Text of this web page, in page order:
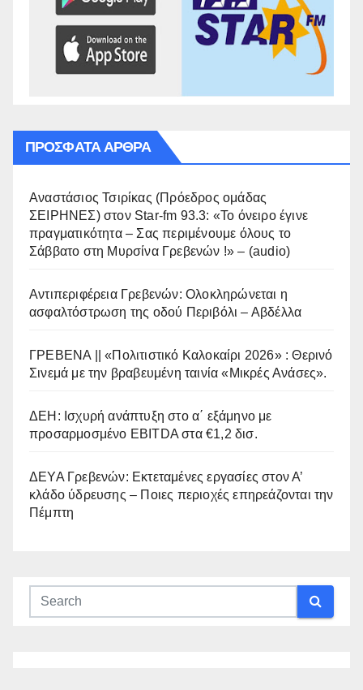
ΠΡΌΣΦΑΤΑ ΆΡΘΡΑ
Αναστάσιος Τσιρίκας (Πρόεδρος ομάδας
ΣΕΙΡΗΝΕΣ) στον Star-fm 93.3: «Το όνειρο έγινε
πραγματικότητα – Σας περιμένουμε όλους το
Σάββατο στη Μυρσίνα Γρεβενών !» – (audio)
Αντιπεριφέρεια Γρεβενών: Ολοκληρώνεται η
ασφαλτόστρωση της οδού Περιβόλι – Αβδέλλα
ΓΡΕΒΕΝΑ || «Πολιτιστικό Καλοκαίρι 2026» : Θερινό
Σινεμά με την βραβευμένη ταινία «Μικρές Ανάσες».
ΔΕΗ: Ισχυρή ανάπτυξη στο α΄ εξάμηνο με
προσαρμοσμένο EBITDA στα €1,2 δισ.
ΔΕΥΑ Γρεβενών: Εκτεταμένες εργασίες στον Α’
κλάδο ύδρευσης – Ποιες περιοχές επηρεάζονται την
Πέμπτη